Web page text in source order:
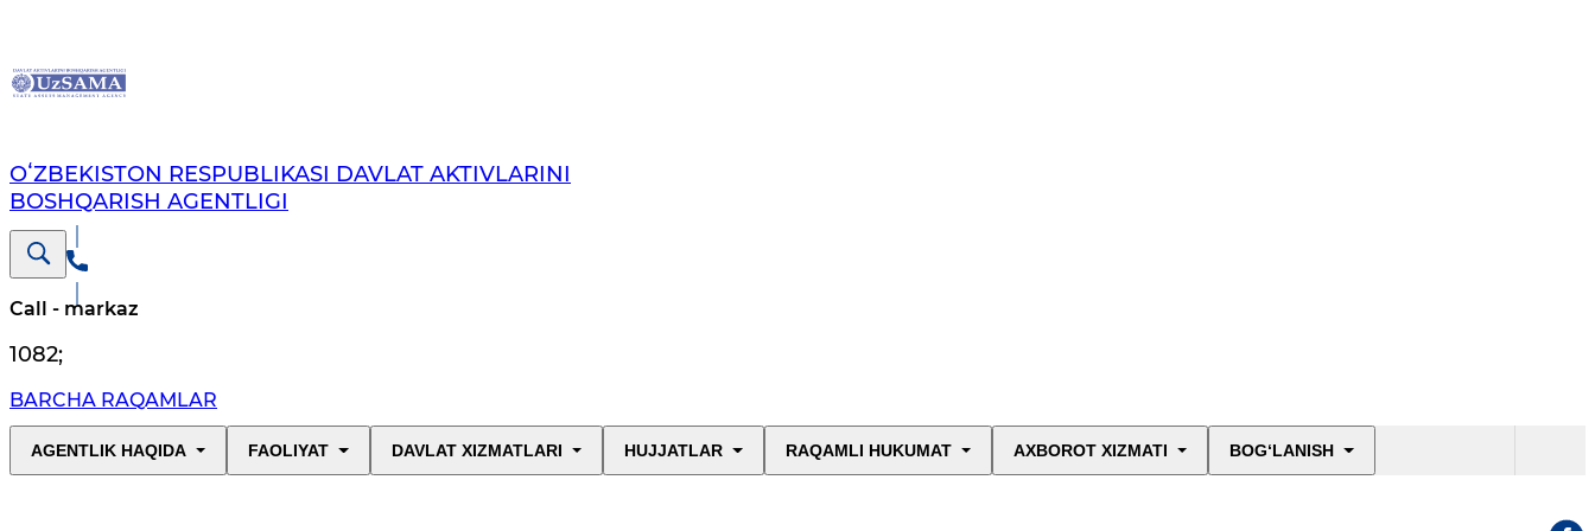
OʻZBEKISTON RESPUBLIKASI DAVLAT AKTIVLARINI
BOSHQARISH AGENTLIGI
Call - markaz
1082;
BARCHA RAQAMLAR
AGENTLIK HAQIDA FAOLIYAT DAVLAT XIZMATLARI HUJJATLAR RAQAMLI HUKUMAT AXBOROT XIZMATI BOG‘LANISH